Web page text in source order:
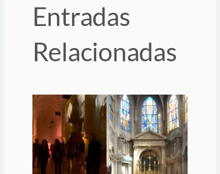
Entradas
Relacionadas